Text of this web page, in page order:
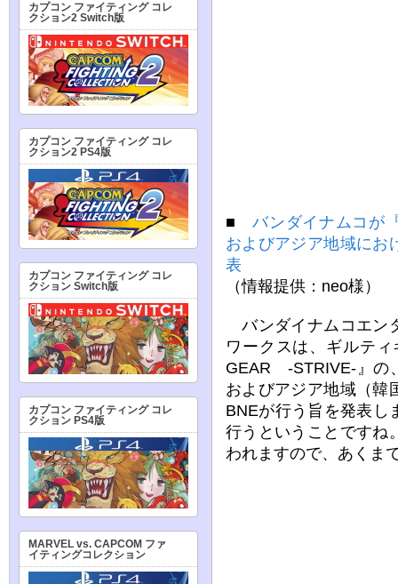
■バンダイナムコが
およびアジア地域にお
表
（情報提供：neo様）
バンダイナムコエン
ワークスは、ギルテ
GEAR -STRIVE-』の
およびアジア地域（韓
BNEが行う旨を発表し
行うということですね
われますので、あくま
カプコン ファイティング コレ
クション2 Switch版
カプコン ファイティング コレ
クション2 PS4版
カプコン ファイティング コレ
クション Switch版
カプコン ファイティング コレ
クション PS4版
MARVEL vs. CAPCOM ファ
イティングコレクション